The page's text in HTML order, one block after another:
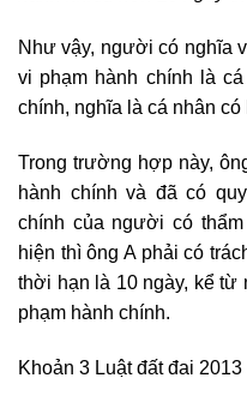
Như vậy, người có nghĩa
vi phạm hành chính là
chính, nghĩa là cá nhân có
Trong trường hợp này,
hành chính và đã có
chính của người có
hiện thì ông A phải có
thời hạn là 10 ngày, kể từ
phạm hành chính.
Khoản 3 Luật đất đai 2013